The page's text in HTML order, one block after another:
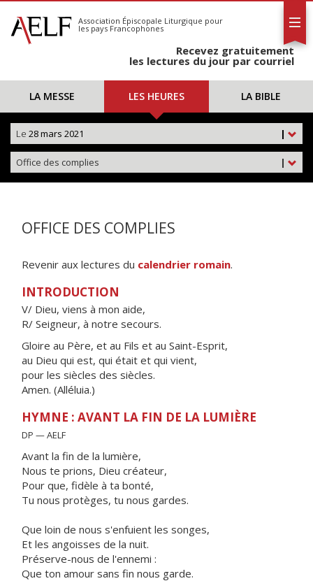
S'abonner
Calendrier
Association Épiscopale Liturgique pour
les pays Francophones
Recevez gratuitement
les lectures du jour par courriel
LA MESSE LES HEURES LA BIBLE
|
Le 28 mars 2021
|
Office des complies
OFFICE DES COMPLIES
Revenir aux lectures du calendrier romain.
INTRODUCTION
V/ Dieu, viens à mon aide,
R/ Seigneur, à notre secours.
Gloire au Père, et au Fils et au Saint-Esprit,
au Dieu qui est, qui était et qui vient,
pour les siècles des siècles.
Amen. (Alléluia.)
HYMNE : AVANT LA FIN DE LA LUMIÈRE
DP — AELF
Avant la fin de la lumière,
Nous te prions, Dieu créateur,
Pour que, fidèle à ta bonté,
Tu nous protèges, tu nous gardes.
Que loin de nous s'enfuient les songes,
Et les angoisses de la nuit.
Préserve-nous de l'ennemi :
Que ton amour sans fin nous garde.